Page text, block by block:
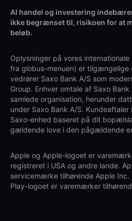
Al handel og investering
ikke begrænset til, risikoen for at
beløb.
Oplysninger på vores
fra globus-menuen) er tilgængelige
vedrører Saxo Bank A/S som
Group. Enhver omtale af Saxo
samlede organisation, herunder
under Saxo Bank A/S.
Saxo-enhed baseret på dit
gældende love i den pågældende
Apple og Apple-logoet er
registreret i USA og andre lande.
servicemærke tilhørende Apple Inc.
Play-logoet er varemærker